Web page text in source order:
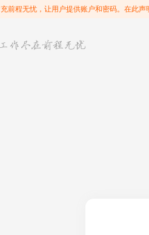
前程无忧，让用户提供账户和密码。在此